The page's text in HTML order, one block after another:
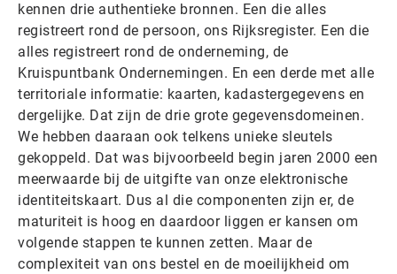
kennen drie authentieke bronnen. Een die alles
registreert rond de persoon, ons Rijksregister. Een die
alles registreert rond de onderneming, de
Kruispuntbank Ondernemingen. En een derde met alle
territoriale informatie: kaarten, kadastergegevens en
dergelijke. Dat zijn de drie grote gegevensdomeinen.
We hebben daaraan ook telkens unieke sleutels
gekoppeld. Dat was bijvoorbeeld begin jaren 2000 een
meerwaarde bij de uitgifte van onze elektronische
identiteitskaart. Dus al die componenten zijn er, de
maturiteit is hoog en daardoor liggen er kansen om
volgende stappen te kunnen zetten. Maar de
complexiteit van ons bestel en de moeilijkheid om